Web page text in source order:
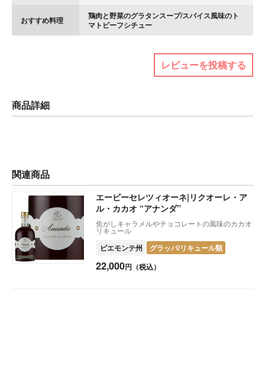
おすすめ料理
鶏肉と野菜のグラタンスープ/スパイス風味のト
マトビーフシチュー
レビューを投稿する
商品詳細
関連商品
エービーセレツィオーネ|リクオーレ・ア
ル・カカオ “アナンダ”
焦がしキャラメルやチョコレートの風味のカカオ
リキュール
ピエモンテ州 グラッパ/リキュール類
22,000円（税込）